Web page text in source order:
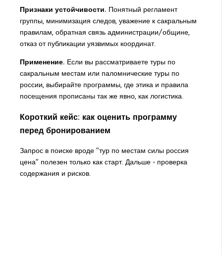
Признаки устойчивости. Понятный регламент
группы, минимизация следов, уважение к сакральным
правилам, обратная связь администрации/общине,
отказ от публикации уязвимых координат.
Применение. Если вы рассматриваете туры по
сакральным местам или паломнические туры по
россии, выбирайте программы, где этика и правила
посещения прописаны так же явно, как логистика.
Короткий кейс: как оценить программу
перед бронированием
Запрос в поиске вроде "тур по местам силы россия
цена" полезен только как старт. Дальше - проверка
содержания и рисков.